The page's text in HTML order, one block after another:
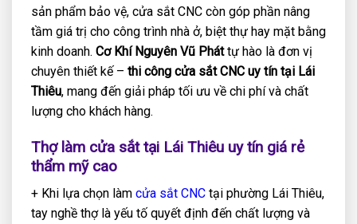
sản phẩm bảo vệ, cửa sắt CNC còn góp phần nâng
tầm giá trị cho công trình nhà ở, biệt thự hay mặt bằng
kinh doanh. Cơ Khí Nguyên Vũ Pháttự hào là đơn vị
chuyên thiết kế – thi công cửa sắt CNC uy tín tại Lái
Thiêu, mang đến giải pháp tối ưu về chi phí và chất
lượng cho khách hàng.
Thợ làm cửa sắt tại Lái Thiêu uy tín giá rẻ
thẩm mỹ cao
+ Khi lựa chọn làm cửa sắt CNC tại phường Lái Thiêu,
tay nghề thợ là yếu tố quyết định đến chất lượng và